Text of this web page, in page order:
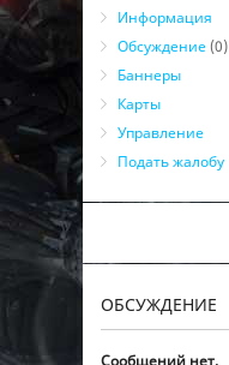
Информация
Обсуждение (0)
Баннеры
Карты
Управление
Подать жалобу
ОБСУЖДЕНИЕ